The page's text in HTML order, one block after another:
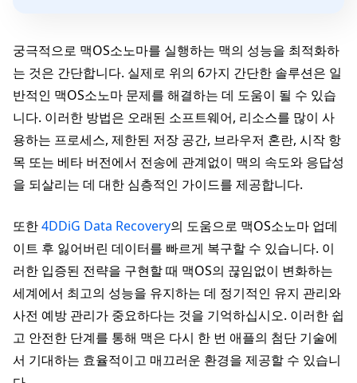
궁극적으로 맥OS소노마를 실행하는 맥의 성능을 최적화하
는 것은 간단합니다. 실제로 위의 6가지 간단한 솔루션은 일
반적인 맥OS소노마 문제를 해결하는 데 도움이 될 수 있습
니다. 이러한 방법은 오래된 소프트웨어, 리소스를 많이 사
용하는 프로세스, 제한된 저장 공간, 브라우저 혼란, 시작 항
목 또는 베타 버전에서 전송에 관계없이 맥의 속도와 응답성
을 되살리는 데 대한 심층적인 가이드를 제공합니다.
또한4DDiG Data Recovery의 도움으로 맥OS소노마 업데
이트 후 잃어버린 데이터를 빠르게 복구할 수 있습니다. 이
러한 입증된 전략을 구현할 때 맥OS의 끊임없이 변화하는
세계에서 최고의 성능을 유지하는 데 정기적인 유지 관리와
사전 예방 관리가 중요하다는 것을 기억하십시오. 이러한 쉽
고 안전한 단계를 통해 맥은 다시 한 번 애플의 첨단 기술에
서 기대하는 효율적이고 매끄러운 환경을 제공할 수 있습니